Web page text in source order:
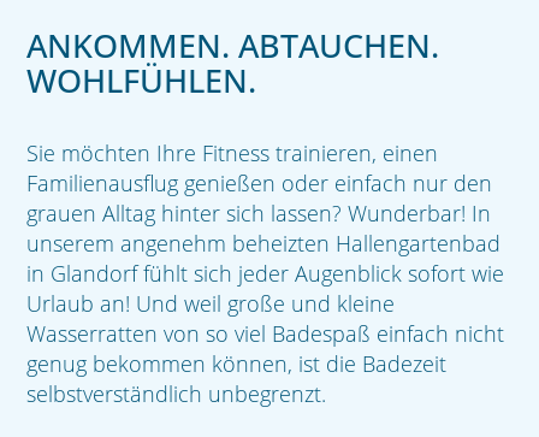
ANKOMMEN. ABTAUCHEN.
WOHLFÜHLEN.
Sie möchten Ihre Fitness trainieren, einen
Familienausflug genießen oder einfach nur den
grauen Alltag hinter sich lassen? Wunderbar! In
unserem angenehm beheizten Hallengartenbad
in Glandorf fühlt sich jeder Augenblick sofort wie
Urlaub an! Und weil große und kleine
Wasserratten von so viel Badespaß einfach nicht
genug bekommen können, ist die Badezeit
selbstverständlich unbegrenzt.